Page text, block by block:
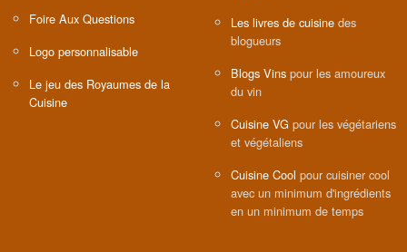
Foire Aux Questions
Logo personnalisable
Le jeu des Royaumes de la
Cuisine
Les livres de cuisine des
blogueurs
Blogs Vins pour les amoureux
du vin
Cuisine VG pour les végétariens
et végétaliens
Cuisine Cool pour cuisiner cool
avec un minimum d'ingrédients
en un minimum de temps